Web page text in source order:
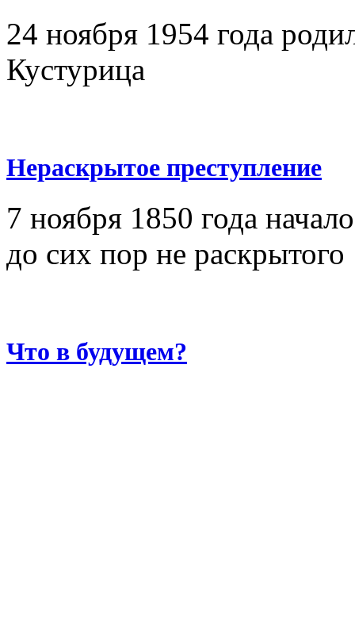
24 ноября 1954 года
Кустурица
Нераскрытое преступление
7 ноября 1850 года
до сих пор не раскрытого
Что в будущем?